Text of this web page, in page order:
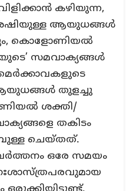
കഴിയുന്ന,
ആയുധങ്ങള്‍
കൊളോണിയല്‍
സമവാക്യങ്ങള്‍
തുളച്ചു
ശക്തി/
തകിടം
ചെയ്തത്.
ഒരേ സമയം